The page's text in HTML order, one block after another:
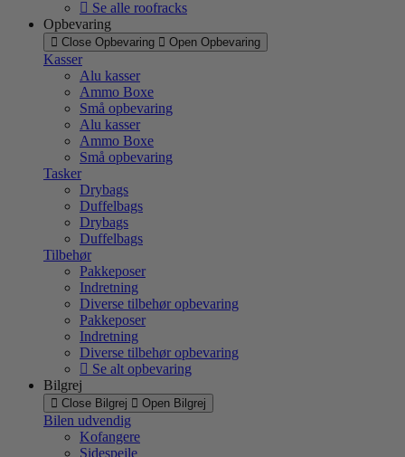
Se alle roofracks
Opbevaring
Close Opbevaring Open Opbevaring
Kasser
Alu kasser
Ammo Boxe
Små opbevaring
Alu kasser
Ammo Boxe
Små opbevaring
Tasker
Drybags
Duffelbags
Drybags
Duffelbags
Tilbehør
Pakkeposer
Indretning
Diverse tilbehør opbevaring
Pakkeposer
Indretning
Diverse tilbehør opbevaring
Se alt opbevaring
Bilgrej
Close Bilgrej Open Bilgrej
Bilen udvendig
Kofangere
Sidespejle